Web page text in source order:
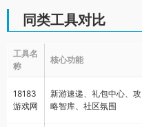
同类工具对比
工具名
称
核心功能
18183
游戏网
新游速递、礼包中心、攻
略智库、社区氛围